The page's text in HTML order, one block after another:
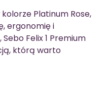
Platinum Rose,
ergonomię i
Felix 1 Premium
którą warto